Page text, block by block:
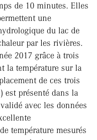
de 10 minutes. Elles
une
du lac de
par les rivières.
2017 grâce à trois
la température sur la
de ces trois
est présenté dans la
avec les données
température mesurés